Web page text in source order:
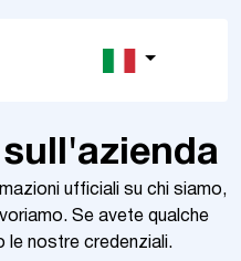
ufficiali su chi siamo,
Se avete qualche
le nostre credenziali.